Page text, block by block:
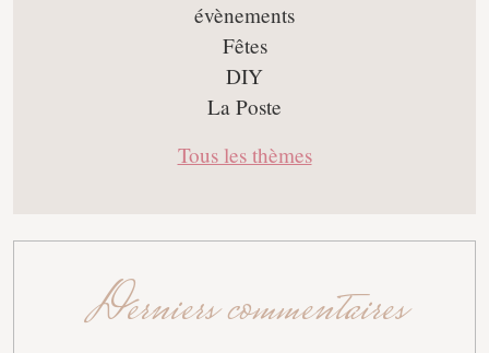
évènements
Fêtes
DIY
La Poste
Tous les thèmes
Derniers commentaires